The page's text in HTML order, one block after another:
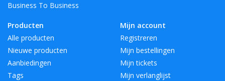
Business To Business
Producten
Alle producten
Nieuwe producten
Aanbiedingen
Tags
Mijn account
Registreren
Mijn bestellingen
Mijn tickets
Mijn verlanglijst